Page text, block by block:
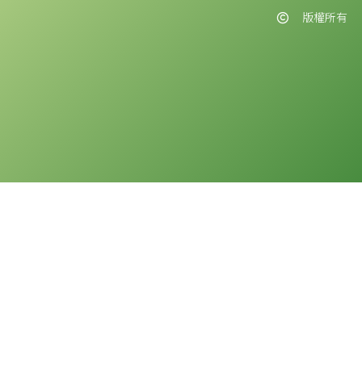
版權所有